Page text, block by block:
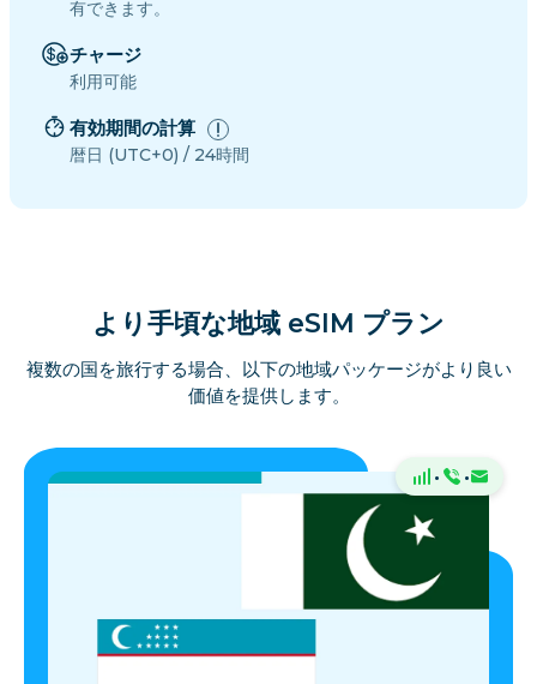
有できます。
チャージ
利用可能
有効期間の計算
暦日 (UTC+0) / 24時間
より手頃な地域 eSIM プラン
複数の国を旅行する場合、以下の地域パッケージがより良い
価値を提供します。
· ·